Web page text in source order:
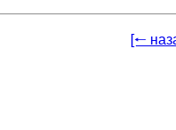
[🠐